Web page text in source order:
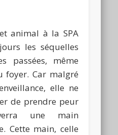
animal à la SPA
les séquelles
passées, même
foyer. Car malgré
elle ne
de prendre peur
une main
Cette main, celle